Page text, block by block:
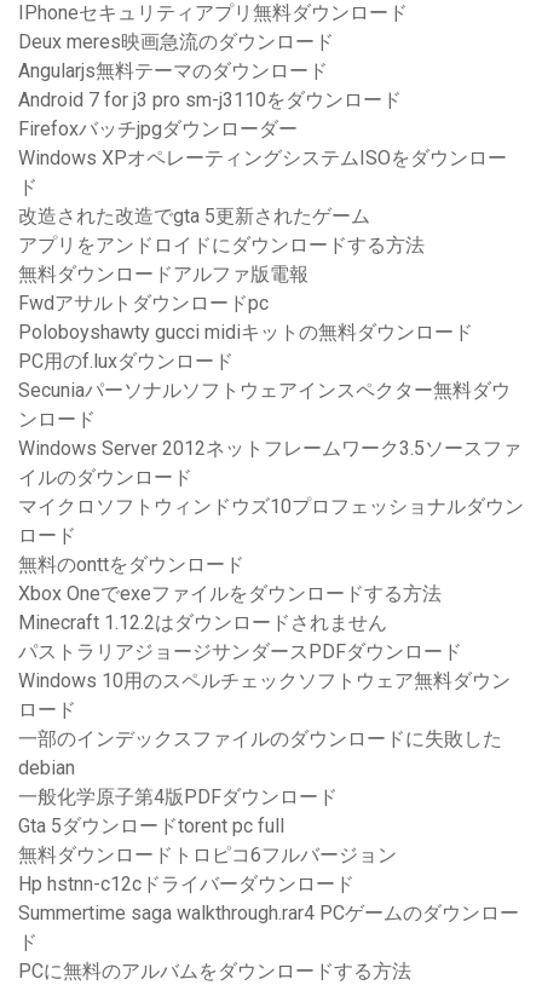
IPhoneセキュリティアプリ無料ダウンロード
Deux meres映画急流のダウンロード
Angularjs無料テーマのダウンロード
Android 7 for j3 pro sm-j3110をダウンロード
Firefoxバッチjpgダウンローダー
Windows XPオペレーティングシステムISOをダウンロー
ド
改造された改造でgta 5更新されたゲーム
アプリをアンドロイドにダウンロードする方法
無料ダウンロードアルファ版電報
Fwdアサルトダウンロードpc
Poloboyshawty gucci midiキットの無料ダウンロード
PC用のf.luxダウンロード
Secuniaパーソナルソフトウェアインスペクター無料ダウ
ンロード
Windows Server 2012ネットフレームワーク3.5ソースファ
イルのダウンロード
マイクロソフトウィンドウズ10プロフェッショナルダウン
ロード
無料のonttをダウンロード
Xbox Oneでexeファイルをダウンロードする方法
Minecraft 1.12.2はダウンロードされません
パストラリアジョージサンダースPDFダウンロード
Windows 10用のスペルチェックソフトウェア無料ダウン
ロード
一部のインデックスファイルのダウンロードに失敗した
debian
一般化学原子第4版PDFダウンロード
Gta 5ダウンロードtorent pc full
無料ダウンロードトロピコ6フルバージョン
Hp hstnn-c12cドライバーダウンロード
Summertime saga walkthrough.rar4 PCゲームのダウンロー
ド
PCに無料のアルバムをダウンロードする方法